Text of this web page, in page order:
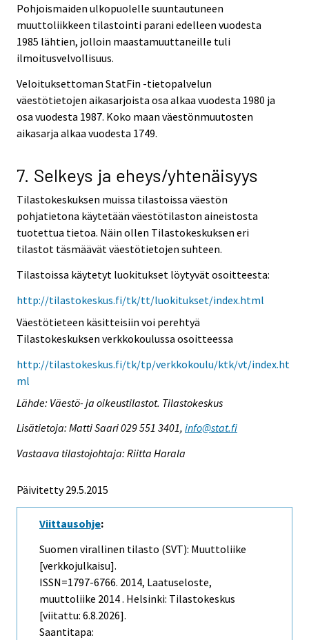
Pohjoismaiden ulkopuolelle suuntautuneen
muuttoliikkeen tilastointi parani edelleen vuodesta
1985 lähtien, jolloin maastamuuttaneille tuli
ilmoitusvelvollisuus.
Veloituksettoman StatFin -tietopalvelun
väestötietojen aikasarjoista osa alkaa vuodesta 1980 ja
osa vuodesta 1987. Koko maan väestönmuutosten
aikasarja alkaa vuodesta 1749.
7. Selkeys ja eheys/yhtenäisyys
Tilastokeskuksen muissa tilastoissa väestön
pohjatietona käytetään väestötilaston aineistosta
tuotettua tietoa. Näin ollen Tilastokeskuksen eri
tilastot täsmäävät väestötietojen suhteen.
Tilastoissa käytetyt luokitukset löytyvät osoitteesta:
http://tilastokeskus.fi/tk/tt/luokitukset/index.html
Väestötieteen käsitteisiin voi perehtyä
Tilastokeskuksen verkkokoulussa osoitteessa
http://tilastokeskus.fi/tk/tp/verkkokoulu/ktk/vt/index.ht
ml
Lähde: Väestö- ja oikeustilastot. Tilastokeskus
Lisätietoja: Matti Saari 029 551 3401, info@stat.fi
Vastaava tilastojohtaja: Riitta Harala
Päivitetty 29.5.2015
Viittausohje:
Suomen virallinen tilasto (SVT): Muuttoliike
[verkkojulkaisu].
ISSN=1797-6766. 2014, Laatuseloste,
muuttoliike 2014 . Helsinki: Tilastokeskus
[viitattu: 6.8.2026].
Saantitapa: